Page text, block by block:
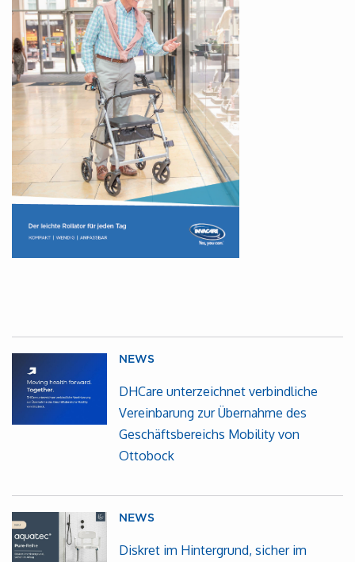
NEWS
DHCare unterzeichnet verbindliche
Vereinbarung zur Übernahme des
Geschäftsbereichs Mobility von
Ottobock
NEWS
Diskret im Hintergrund, sicher im